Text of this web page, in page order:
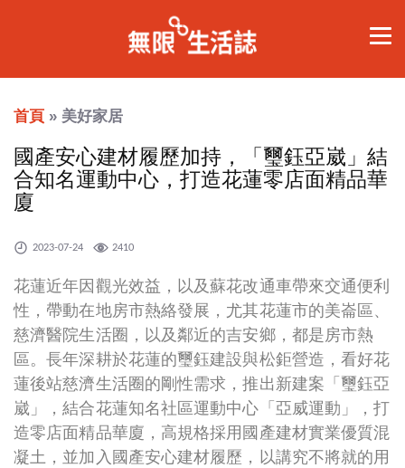
首頁 » 美好家居
國產安心建材履歷加持，「璽鈺亞崴」結
合知名運動中心，打造花蓮零店面精品華
廈
2023-07-24 2410
花蓮近年因觀光效益，以及蘇花改通車帶來交通便利
性，帶動在地房市熱絡發展，尤其花蓮市的美崙區、
慈濟醫院生活圈，以及鄰近的吉安鄉，都是房市熱
區。長年深耕於花蓮的璽鈺建設與松鉅營造，看好花
蓮後站慈濟生活圈的剛性需求，推出新建案「璽鈺亞
崴」，結合花蓮知名社區運動中心「亞威運動」，打
造零店面精品華廈，高規格採用國產建材實業優質混
凝土，並加入國產安心建材履歷，以講究不將就的用